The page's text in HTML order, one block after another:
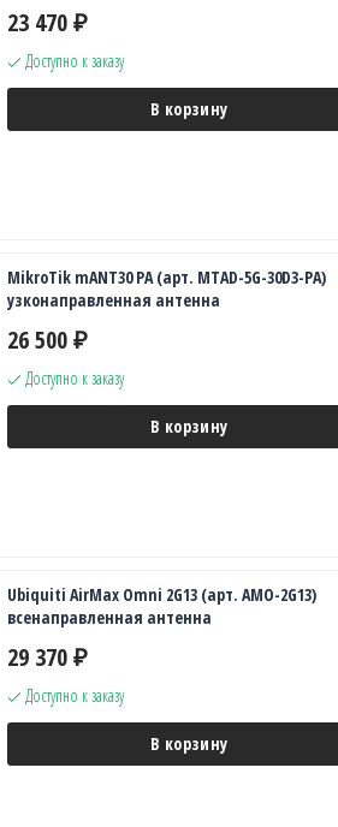
23 470 ₽
Доступно к заказу
В корзину
MikroTik mANT30 PA (арт. MTAD-5G-30D3-PA)
узконаправленная антенна
26 500 ₽
Доступно к заказу
В корзину
Ubiquiti AirMax Omni 2G13 (арт. AMO-2G13)
всенаправленная антенна
29 370 ₽
Доступно к заказу
В корзину